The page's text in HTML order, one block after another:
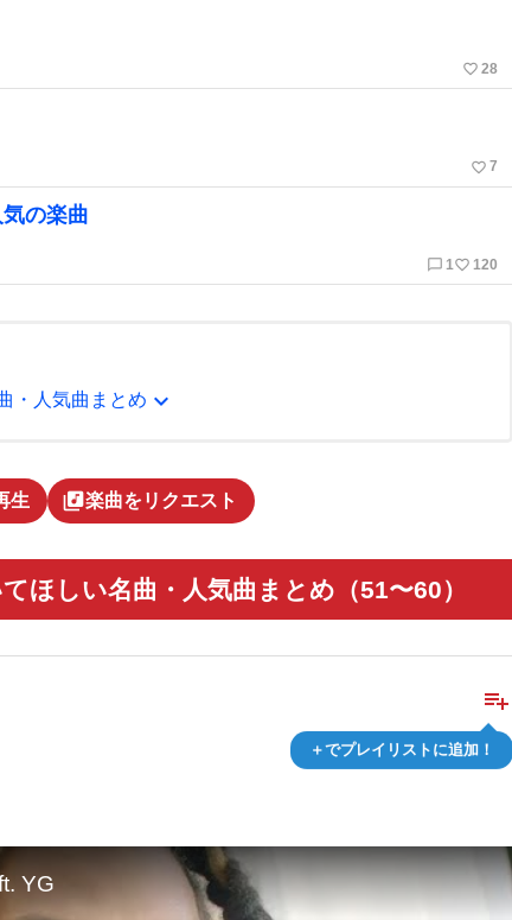
favorite_border 28
favorite_border 7
の楽曲
chat_bubble_outline 1 favorite_border 120
・人気曲まとめ expand_more
生 library_music楽曲をリクエスト
ほしい名曲・人気曲まとめ（51〜60）
playlist_add
＋でプレイリストに追加！
YG